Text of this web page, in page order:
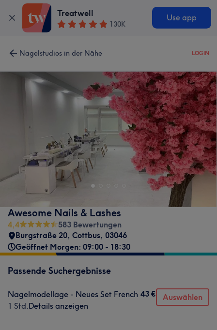
Treatwell
130K
Use app
Nagelstudios in der Nähe LOGIN
Awesome Nails & Lashes
4,4
583 Bewertungen
Burgstraße 20, Cottbus, 03046
Geöffnet Morgen: 09:00 - 18:30
Passende Suchergebnisse
Nagelmodellage - Neues Set French
1 Std.Details anzeigen
43 € Auswählen